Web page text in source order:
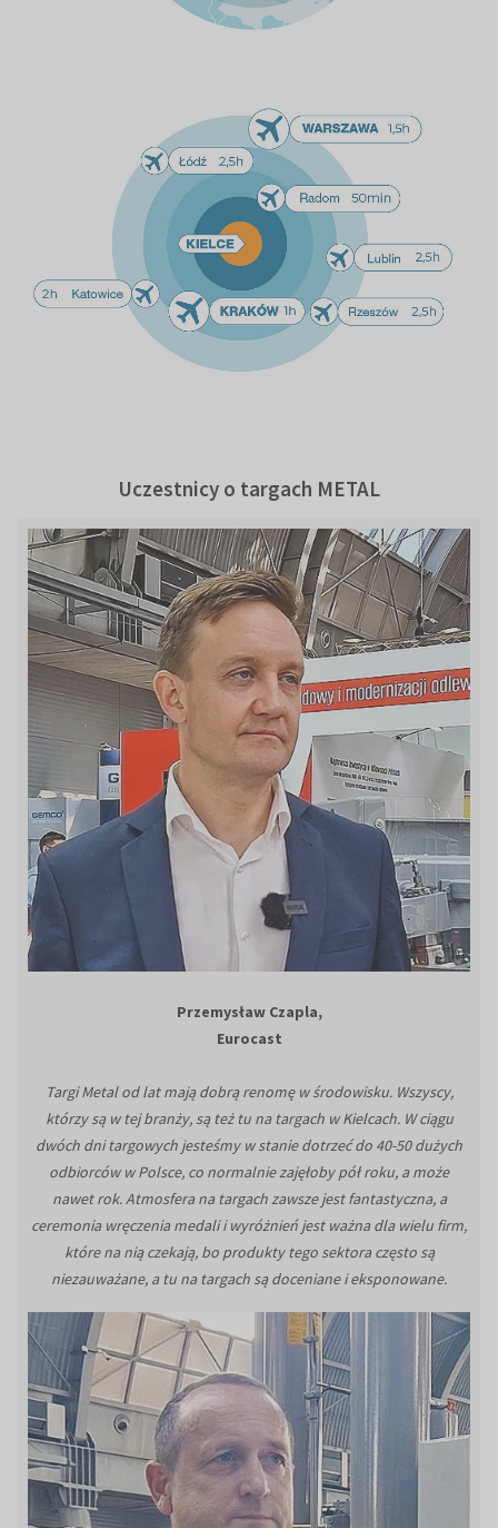
Uczestnicy o targach METAL
Przemysław Czapla,
Eurocast
Targi Metal od lat mają dobrą renomę w środowisku. Wszyscy,
którzy są w tej branży, są też tu na targach w Kielcach. W ciągu
dwóch dni targowych jesteśmy w stanie dotrzeć do 40-50 dużych
odbiorców w Polsce, co normalnie zajęłoby pół roku, a może
nawet rok. Atmosfera na targach zawsze jest fantastyczna, a
ceremonia wręczenia medali i wyróżnień jest ważna dla wielu firm,
które na nią czekają, bo produkty tego sektora często są
niezauważane, a tu na targach są doceniane i eksponowane.